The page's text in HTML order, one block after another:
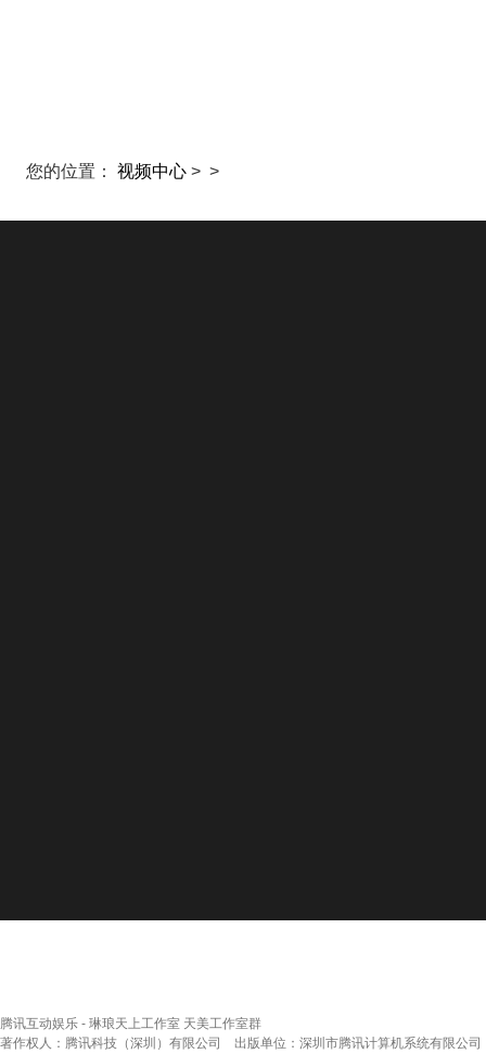
您的位置： 视频中心 > >
腾讯互动娱乐 - 琳琅天上工作室 天美工作室群
著作权人：腾讯科技（深圳）有限公司 出版单位：深圳市腾讯计算机系统有限公司